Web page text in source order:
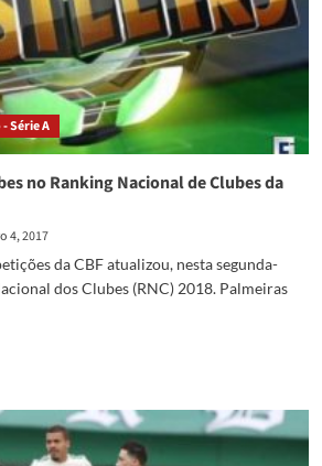
Série A
no Ranking Nacional de Clubes da
4, 2017
da CBF atualizou, nesta segunda-
dos Clubes (RNC) 2018. Palmeiras